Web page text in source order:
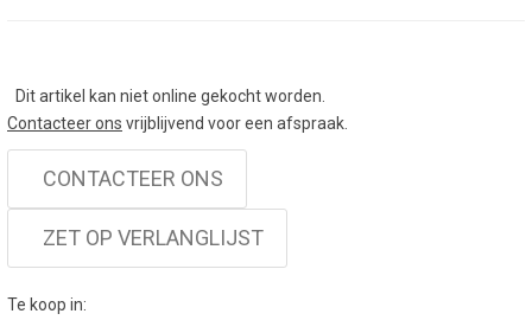
Dit artikel kan niet online gekocht worden.
Contacteer ons vrijblijvend voor een afspraak.
CONTACTEER ONS
ZET OP VERLANGLIJST
Te koop in: